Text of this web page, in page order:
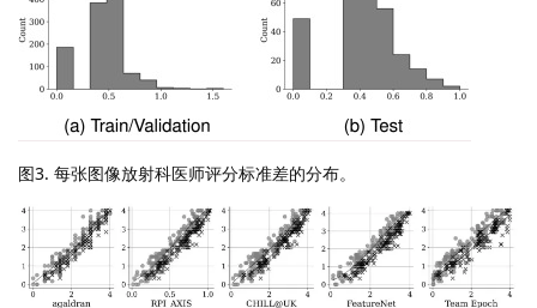
图3. 每张图像放射科医师评分标准差的分布。